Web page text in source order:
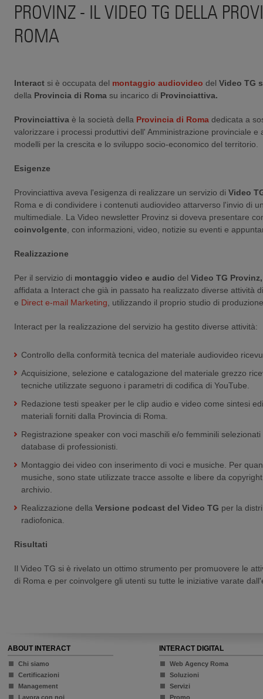
PROVINZ - IL VIDEO TG DELLA
ROMA
Interact si è occupata del montaggio audiovideo del Video TG
della Provincia di Roma su incarico di Provinciattiva.
Provinciattiva è la società della Provincia di Roma dedicata a
valorizzare i processi produttivi dell' Amministrazione provinciale e
modelli per la crescita e lo sviluppo socio-economico del territorio.
Esigenze
Provinciattiva aveva l'esigenza di realizzare un servizio di Video
Roma e di condividere i contenuti audiovideo attarverso l'invio di
multimediale. La Video newsletter Provinz si doveva presentare
coinvolgente , con informazioni, video, notizie su eventi e
Realizzazione
Per il servizio di montaggio video e audio del Video TG Provinz,
affidata a Interact che già in passato ha realizzato diverse attività
e Direct e-mail Marketing , utilizzando il proprio studio di
Interact per la realizzazione del servizio ha gestito diverse attività:
Controllo della conformità tecnica del materiale audiovideo
Acquisizione, selezione e catalogazione del materiale grezzo
tecniche utilizzate seguono i parametri di codifica di YouTube.
Redazione testi speaker per le clip audio e video come sintesi
materiali forniti dalla Provincia di Roma.
Registrazione speaker con voci maschili e/o femminili
database di professionisti.
Montaggio dei video con inserimento di voci e musiche. Per
musiche, sono state utilizzate tracce assolte e libere da
archivio.
Realizzazione della Versione podcast del Video TG per la
radiofonica.
Risultati
Il Video TG si è rivelato un ottimo strumento per promuovere le
di Roma e per coinvolgere gli utenti su tutte le iniziative varate
ABOUT INTERACT
Chi siamo
Certificazioni
Management
Lavora con noi
INTERACT DIGITAL
Web Agency Roma
Soluzioni
Servizi
Promo